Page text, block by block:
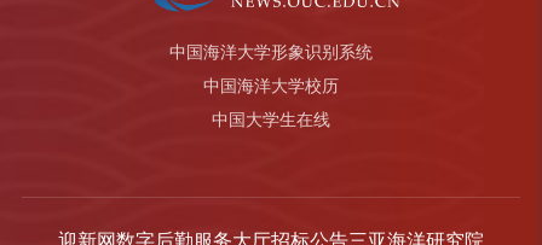
中国海洋大学形象识别系统
中国海洋大学校历
中国大学生在线
迎新网数字后勤服务大厅招标公告三亚海洋研究院